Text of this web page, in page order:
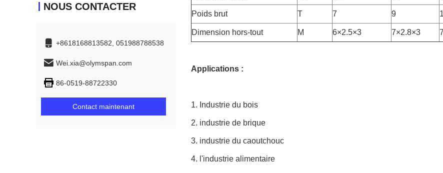
NOUS CONTACTER
+8618168813582, 051988788538
Wei.xia@olymspan.com
86-0519-88722330
Contact maintenant
Poids brut T 7 9
Dimension hors-tout M 6×2.5×3 7×2.8×3
Applications :
1. Industrie du bois
2. industrie de brique
3. industrie du caoutchouc
4. l'industrie alimentaire